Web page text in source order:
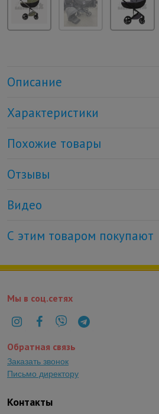
Описание
Характеристики
Похожие товары
Отзывы
Видео
С этим товаром покупают
Контакты
Мы в соц.сетях
Обратная связь
Заказать звонок
Письмо директору